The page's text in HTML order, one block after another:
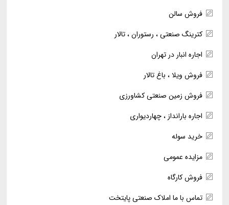
فروش سالن
کترینگ صنعتی ، رستوران ، تالار
اجاره انبار در تهران
فروش ویلا ، باغ تالار
فروش زمین صنعتی کشاورزی
اجاره بارانداز ، چهاردیواری
خرید سوله
مزایده عمومی
فروش کارگاه
تماس با ما املاک صنعتی پایتخت